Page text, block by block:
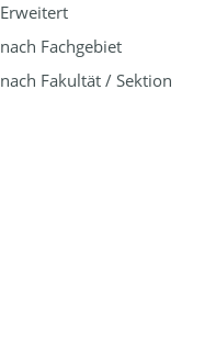
Erweitert
nach Fachgebiet
nach Fakultät / Sektion